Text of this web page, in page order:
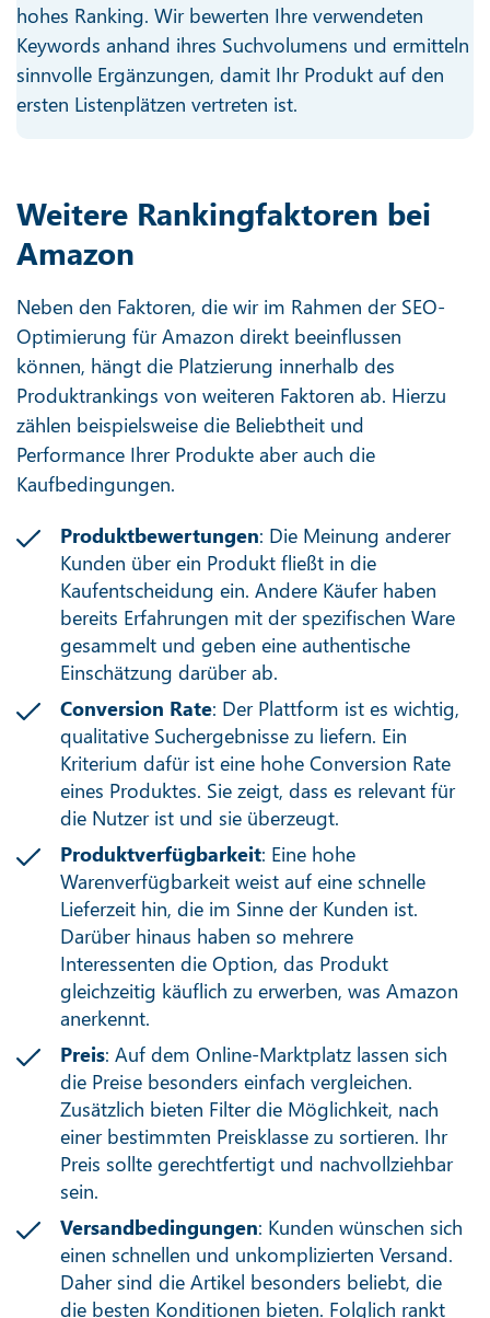
hohes Ranking. Wir bewerten Ihre verwendeten
Keywords anhand ihres Suchvolumens und ermitteln
sinnvolle Ergänzungen, damit Ihr Produkt auf den
ersten Listenplätzen vertreten ist.
Weitere Rankingfaktoren bei
Amazon
Neben den Faktoren, die wir im Rahmen der SEO-
Optimierung für Amazon direkt beeinflussen
können, hängt die Platzierung innerhalb des
Produktrankings von weiteren Faktoren ab. Hierzu
zählen beispielsweise die Beliebtheit und
Performance Ihrer Produkte aber auch die
Kaufbedingungen.
Produktbewertungen: Die Meinung anderer
Kunden über ein Produkt fließt in die
Kaufentscheidung ein. Andere Käufer haben
bereits Erfahrungen mit der spezifischen Ware
gesammelt und geben eine authentische
Einschätzung darüber ab.
Conversion Rate: Der Plattform ist es wichtig,
qualitative Suchergebnisse zu liefern. Ein
Kriterium dafür ist eine hohe Conversion Rate
eines Produktes. Sie zeigt, dass es relevant für
die Nutzer ist und sie überzeugt.
Produktverfügbarkeit: Eine hohe
Warenverfügbarkeit weist auf eine schnelle
Lieferzeit hin, die im Sinne der Kunden ist.
Darüber hinaus haben so mehrere
Interessenten die Option, das Produkt
gleichzeitig käuflich zu erwerben, was Amazon
anerkennt.
Preis: Auf dem Online-Marktplatz lassen sich
die Preise besonders einfach vergleichen.
Zusätzlich bieten Filter die Möglichkeit, nach
einer bestimmten Preisklasse zu sortieren. Ihr
Preis sollte gerechtfertigt und nachvollziehbar
sein.
Versandbedingungen: Kunden wünschen sich
einen schnellen und unkomplizierten Versand.
Daher sind die Artikel besonders beliebt, die
die besten Konditionen bieten. Folglich rankt